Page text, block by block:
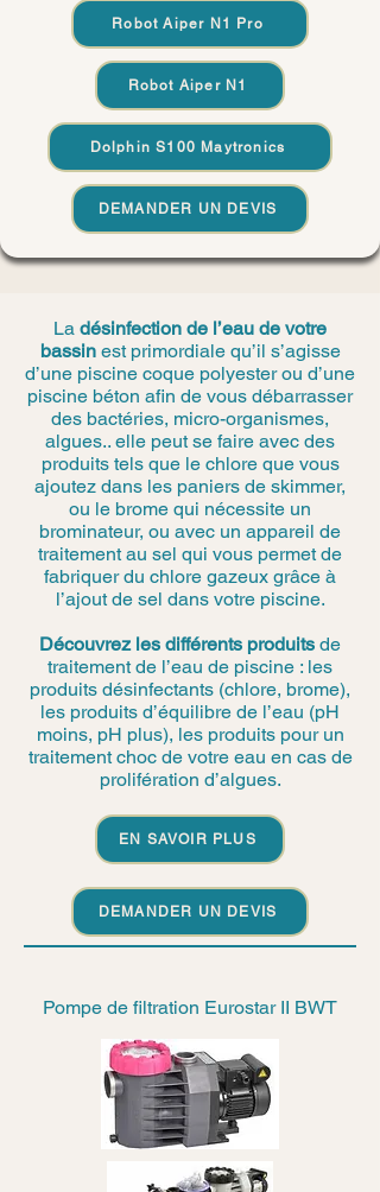
Robot Aiper N1 Pro
Robot Aiper N1
Dolphin S100 Maytronics
DEMANDER UN DEVIS
La désinfection de l’eau de votre
bassinest primordiale qu’il s’agisse
d’une piscine coque polyester ou d’une
piscine béton afin de vous débarrasser
des bactéries, micro-organismes,
algues.. elle peut se faire avec des
produits tels que le chlore que vous
ajoutez dans les paniers de skimmer,
ou le brome qui nécessite un
brominateur, ou avec un appareil de
traitement au sel qui vous permet de
fabriquer du chlore gazeux grâce à
l’ajout de sel dans votre piscine.
Découvrez les différents produits de
traitement de l’eau de piscine : les
produits désinfectants (chlore, brome),
les produits d’équilibre de l’eau (pH
moins, pH plus), les produits pour un
traitement choc de votre eau en cas de
prolifération d’algues.
EN SAVOIR PLUS
DEMANDER UN DEVIS
Pompe de filtration Eurostar II BWT